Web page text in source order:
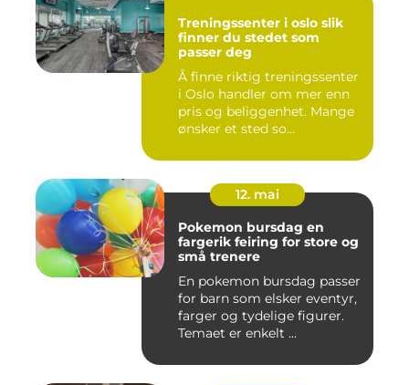
Treningssenter i oslo slik
finner du stedet som
passer deg
Å finne riktig treningssenter
i Oslo handler om mer enn
pris og beliggenhet. Mange
ønsker et sted so...
12. mai
Pokemon bursdag en
fargerik feiring for store og
små trenere
En pokemon bursdag passer
for barn som elsker eventyr,
farger og tydelige figurer.
Temaet er enkelt ...